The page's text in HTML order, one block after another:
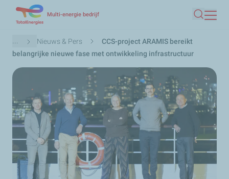
naar
de
gaan
Multi-energie bedrijf
Zoeken
Kruimelpad
... Nieuws & Pers
CCS-project ARAMIS bereikt
belangrijke nieuwe fase met ontwikkeling infrastructuur